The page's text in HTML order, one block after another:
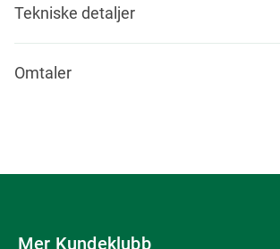
Tekniske detaljer
Omtaler
Mer Kundeklubb